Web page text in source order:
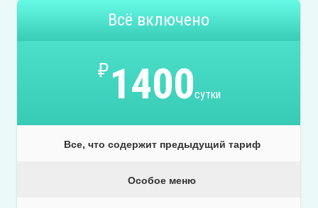
Всё включено
₽1400сутки
Все, что содержит предыдущий тариф
Особое меню